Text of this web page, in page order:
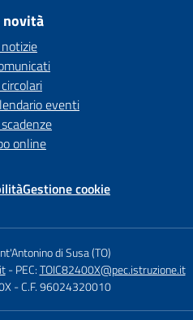
novità
eventi
online
Gestione cookie
di Susa (TO)
- PEC:TOIC82400X@pec.istruzione.it
- C.F. 96024320010